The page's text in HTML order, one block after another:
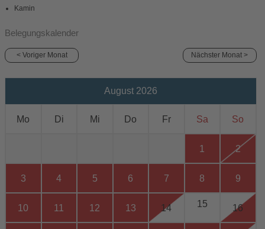
Kamin
Belegungskalender
< Voriger Monat Nächster Monat >
August 2026
Mo Di Mi Do Fr Sa So
1 2
3 4 5 6 7 8 9
10 11 12 13 14 15 16